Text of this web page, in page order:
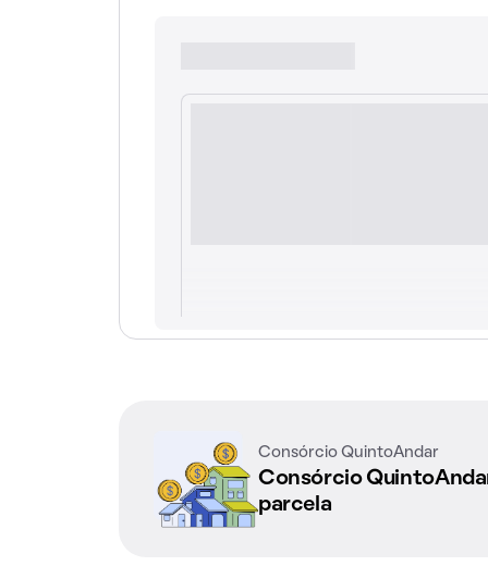
Consórcio QuintoAndar
Consórcio
parcela